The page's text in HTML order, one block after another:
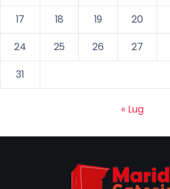
17
18 19 20
24
25 26 27
31
« Lug